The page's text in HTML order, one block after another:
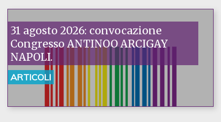
31 agosto 2026: convocazione
Congresso ANTINOO ARCIGAY
NAPOLI.
ARTICOLI